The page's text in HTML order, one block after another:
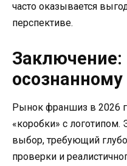
часто оказывается
перспективе.
Заключение:
Рынок франшиз в 2026
«коробки» с логотипом.
выбор, требующий
проверки и